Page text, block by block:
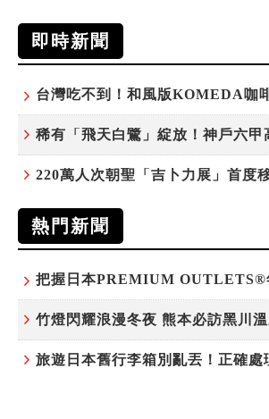
即時新聞
熱門新聞
竹燈閃耀浪漫冬夜 熊本必訪黑川
旅遊日本舊行李箱別亂丟！正確處